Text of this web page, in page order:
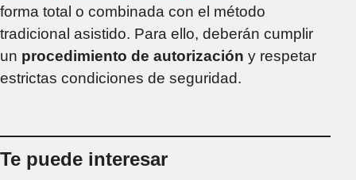
forma total o combinada con el método
tradicional asistido. Para ello, deberán cumplir
un procedimiento de autorización y respetar
estrictas condiciones de seguridad.
Te puede interesar